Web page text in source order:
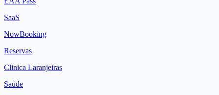
SaaS
NowBooking
Reservas
Clinica Laranjeiras
Saúde